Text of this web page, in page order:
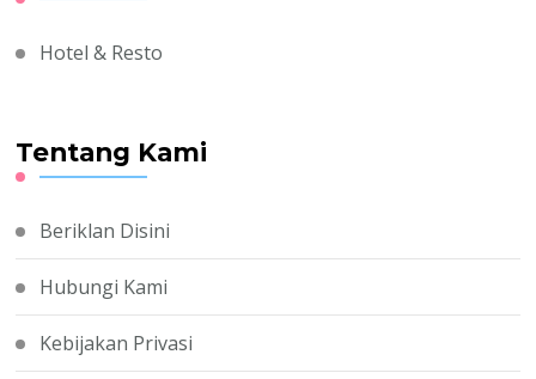
Hotel & Resto
Tentang Kami
Beriklan Disini
Hubungi Kami
Kebijakan Privasi